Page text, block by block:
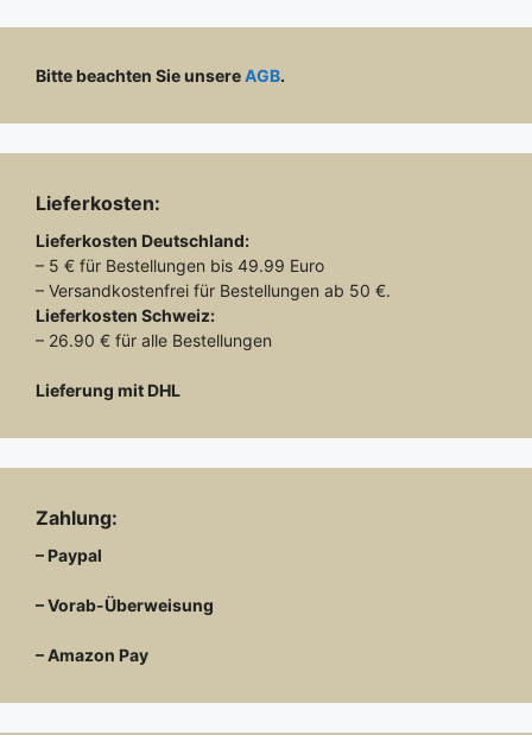
Bitte beachten Sie unsereAGB.
Lieferkosten:
Lieferkosten Deutschland:
– 5 € für Bestellungen bis 49.99 Euro
– Versandkostenfrei für Bestellungen ab 50 €.
Lieferkosten Schweiz:
– 26.90 € für alle Bestellungen
Lieferung mit DHL
Zahlung:
– Paypal
– Vorab-Überweisung
– Amazon Pay